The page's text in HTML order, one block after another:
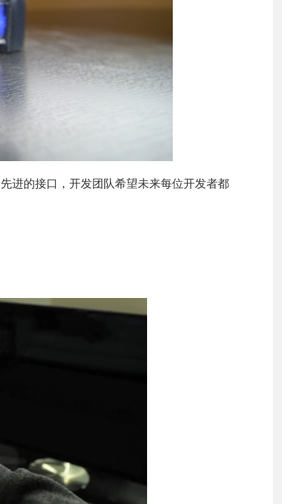
进的接口，开发团队希望未来每位开发者都